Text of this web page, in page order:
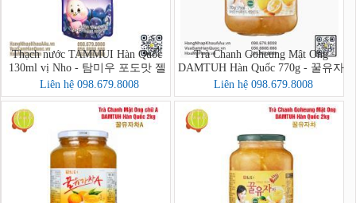
Thạch nước TAMMUI Hàn Quốc
130ml vị Nho - 탐미우 포도맛 젤
리
Liên hệ 098.679.8008
Trà Chanh Goheung Mật Ong
DAMTUH Hàn Quốc 770g - 꿀유자
차
Liên hệ 098.679.8008